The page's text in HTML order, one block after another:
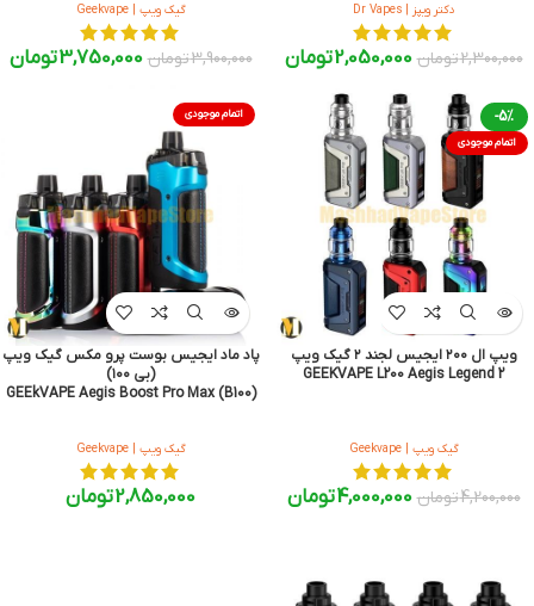
دکتر ویپز | Dr Vapes
2,300,000تومان 2,050,000تومان
گیک ویپ | Geekvape
3,900,000تومان 3,750,000تومان
-5%
اتمام موجودی
ویپ ال ۲۰۰ ایجیس لجند ۲ گیک ویپ
GEEKVAPE L200 Aegis Legend 2
گیک ویپ | Geekvape
4,200,000تومان 4,000,000تومان
اتمام موجودی
پاد ماد ایجیس بوست پرو مکس گیک ویپ
(بی ۱۰۰)
GEEkVAPE Aegis Boost Pro Max (B100)
گیک ویپ | Geekvape
2,850,000تومان